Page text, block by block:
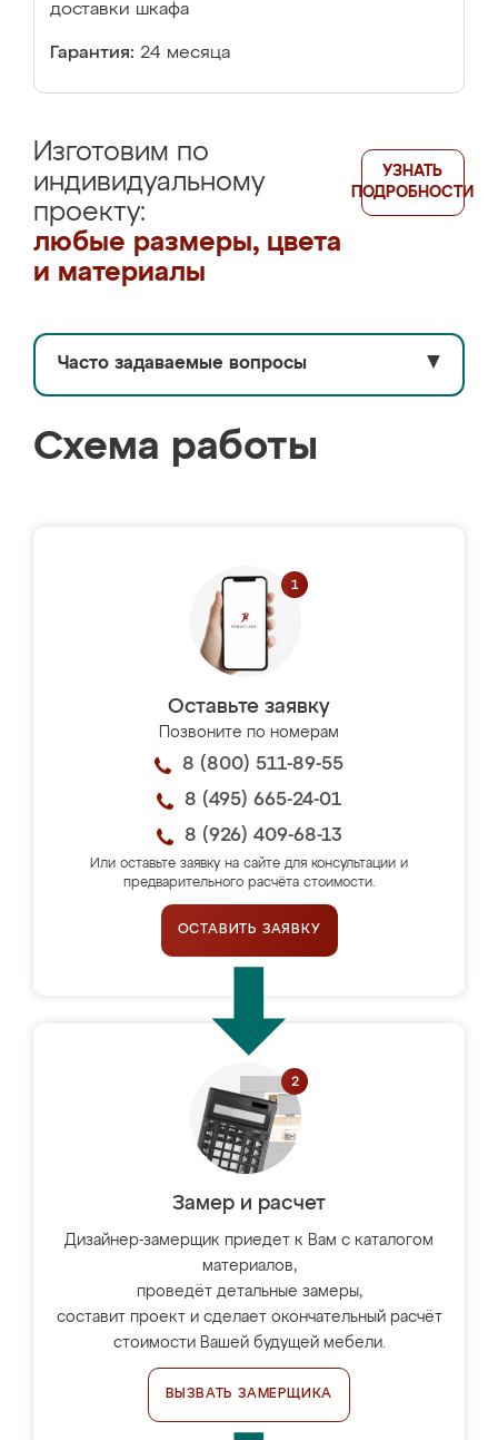
доставки шкафа
Гарантия: 24 месяца
Изготовим по
индивидуальному
проекту:
любые размеры, цвета
и материалы
УЗНАТЬ
ПОДРОБНОСТИ
Часто задаваемые вопросы ▼
Схема работы
Оставьте заявку
Позвоните по номерам
8 (800) 511-89-55
8 (495) 665-24-01
8 (926) 409-68-13
Или оставьте заявку на сайте для консультации и
предварительного расчёта стоимости.
ОСТАВИТЬ ЗАЯВКУ
Замер и расчет
Дизайнер-замерщик приедет к Вам с каталогом
материалов,
проведёт детальные замеры,
составит проект и сделает окончательный расчёт
стоимости Вашей будущей мебели.
ВЫЗВАТЬ ЗАМЕРЩИКА